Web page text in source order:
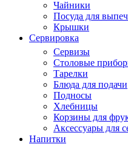
Чайники
Посуда для
Крышки
Сервировка
Сервизы
Столовые
Тарелки
Блюда для подачи
Подносы
Хлебницы
Корзины для
Аксессуары для
Напитки